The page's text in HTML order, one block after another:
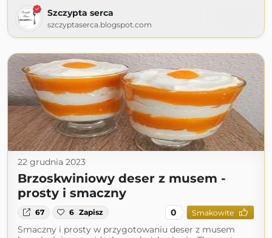
Szczypta serca
szczyptaserca.blogspot.com
22 grudnia 2023
Brzoskwiniowy deser z musem -
prosty i smaczny
67 6 Zapisz 0 Smakowite
Smaczny i prosty w przygotowaniu deser z musem